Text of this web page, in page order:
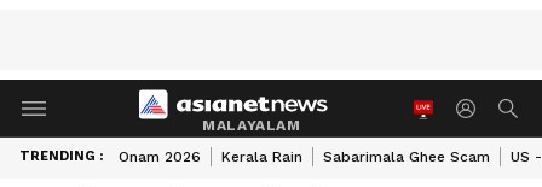
MALAYALAM
TRENDING : Onam 2026 Kerala Rain Sabarimala Ghee Scam US